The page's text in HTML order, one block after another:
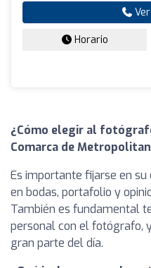
Horario
¿Cómo elegir al
Comarca de
Es importante fijarse en
en bodas, portafolio y
También es fundamental
personal con el fotógrafo,
gran parte del día.